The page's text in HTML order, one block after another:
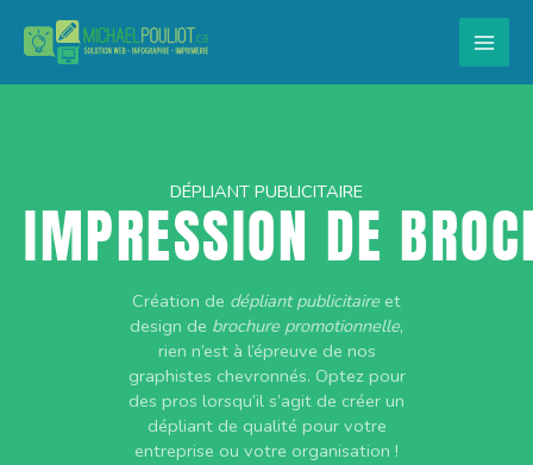
contenu
DÉPLIANT PUBLICITAIRE
COMBO = DESIGN +
Création de dépliant publicitaireet
design de brochure promotionnelle,
rien n’est à l’épreuve de nos
graphistes chevronnés. Optez pour
des pros lorsqu’il s’agit de créer un
dépliant de qualité pour votre
entreprise ou votre organisation !